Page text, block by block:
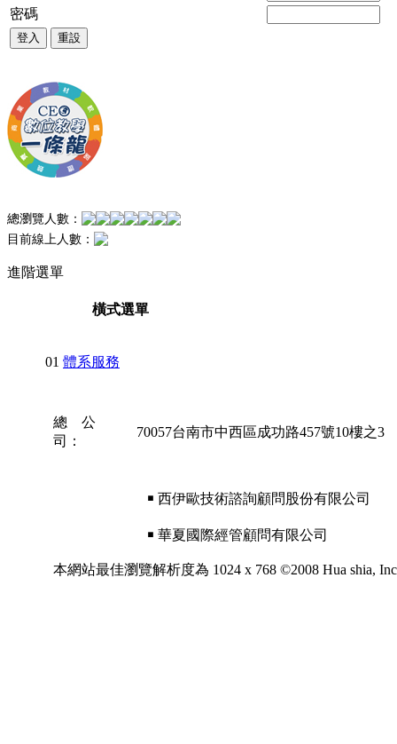
密碼
登入 重設
總瀏覽人數：
目前線上人數：
進階選單
橫式選單
01 體系服務
總 公
司：
70057台南市中西區成功路457號10樓之3
￭ 西伊歐技術諮詢顧問股份有限公司
￭ 華夏國際經管顧問有限公司
本網站最佳瀏覽解析度為 1024 x 768 ©2008 Hua shia,